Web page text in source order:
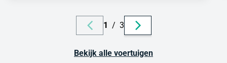
1 / 3
Bekijk alle voertuigen